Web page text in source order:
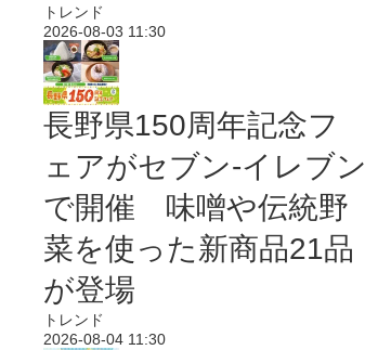
トレンド
2026-08-03 11:30
長野県150周年記念フ
ェアがセブン-イレブン
で開催 味噌や伝統野
菜を使った新商品21品
が登場
トレンド
2026-08-04 11:30